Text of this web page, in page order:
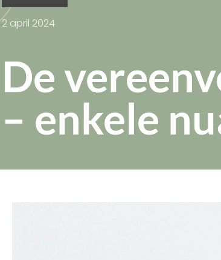
2 april 2024
De
– enkele